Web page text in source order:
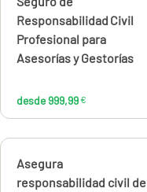
Responsabilidad Civil
Profesional para
Asesorías y Gestorías
desde 999,99 €
Calcúlalo ahora
Asegura
responsabilidad civil de